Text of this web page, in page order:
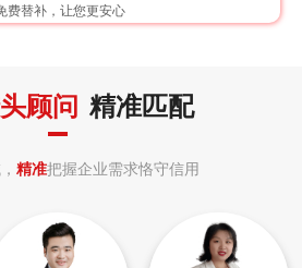
费替补，让您更安心
顾问 精准匹配
精准把握企业需求恪守信用